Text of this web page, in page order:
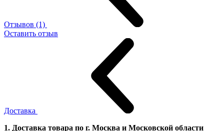
Отзывов (1)
Оставить отзыв
Доставка
1. Доставка товара по г. Москва и Московской области